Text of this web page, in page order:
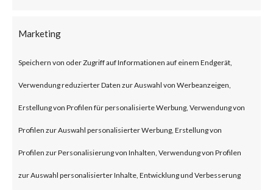
Marketing
Speichern von oder Zugriff auf Informationen auf einem Endgerät,
Verwendung reduzierter Daten zur Auswahl von Werbeanzeigen,
Erstellung von Profilen für personalisierte Werbung, Verwendung von
Profilen zur Auswahl personalisierter Werbung, Erstellung von
Profilen zur Personalisierung von Inhalten, Verwendung von Profilen
zur Auswahl personalisierter Inhalte, Entwicklung und Verbesserung
The attack is to exploit an OS
command injection vulnerability
which can lead to execute
arbitrary commands.